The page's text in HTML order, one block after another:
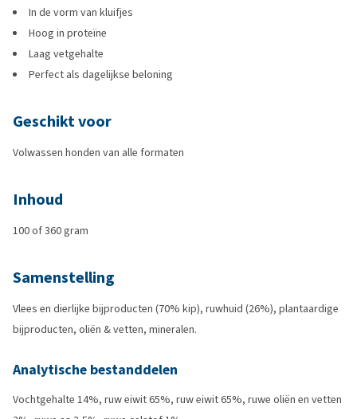
In de vorm van kluifjes
Hoog in proteïne
Laag vetgehalte
Perfect als dagelijkse beloning
Geschikt voor
Volwassen honden van alle formaten
Inhoud
100 of 360 gram
Samenstelling
Vlees en dierlijke bijproducten (70% kip), ruwhuid (26%), plantaardige
bijproducten, oliën & vetten, mineralen.
Analytische bestanddelen
Vochtgehalte 14%, ruw eiwit 65%, ruw eiwit 65%, ruwe oliën en vetten